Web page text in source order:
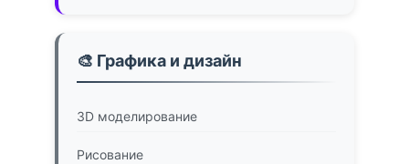
🎨 Графика и дизайн
3D моделирование
Рисование